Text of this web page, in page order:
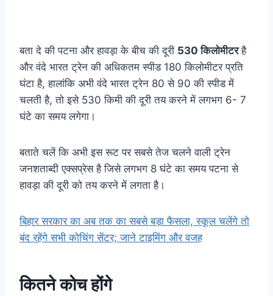
बता दे की पटना और हावड़ा के बीच की दूरी 530 किलोमीटरहै
और वंदे भारत ट्रेन की अधिकतम स्पीड 180 किलोमीटर प्रति
घंटा है, हालांकि अभी वंदे भारत ट्रेन 80 से 90 की स्पीड में
चलती है, तो इसे 530 किमी की दूरी तय करने में लगभग 6- 7
घंटे का समय लगेगा।
बताते चलें कि अभी इस रूट पर सबसे तेज चलने वाली ट्रेन
जनशताब्दी एक्सप्रेस है जिसे लगभग 8 घंटे का समय पटना से
हावड़ा की दूरी को तय करने में लगता है।
बिहार सरकार का अब तक का सबसे बड़ा फैसला, स्कूल चलेंगे तो
बंद रहेंगे सभी कोचिंग सेंटर; जाने टाइमिंग और वजह
कितने कोच होंगे